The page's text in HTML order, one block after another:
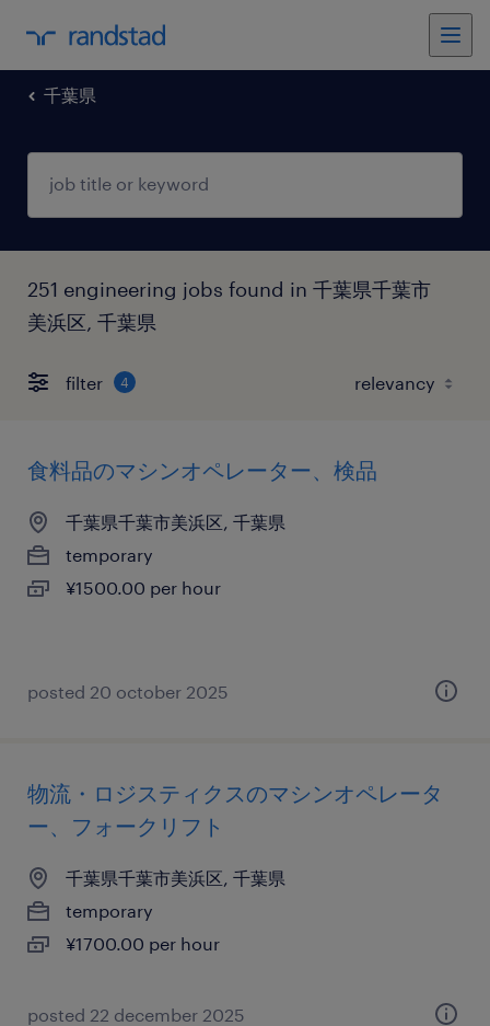
千葉県
251 engineering jobs found in 千葉県千葉市
美浜区, 千葉県
filter 4
食料品のマシンオペレーター、検品
千葉県千葉市美浜区, 千葉県
temporary
¥1500.00 per hour
posted 20 october 2025
物流・ロジスティクスのマシンオペレータ
ー、フォークリフト
千葉県千葉市美浜区, 千葉県
temporary
¥1700.00 per hour
posted 22 december 2025